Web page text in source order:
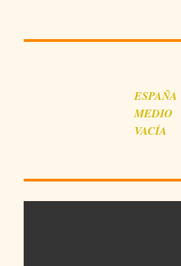
ESPAÑA
MEDIO
VACÍA